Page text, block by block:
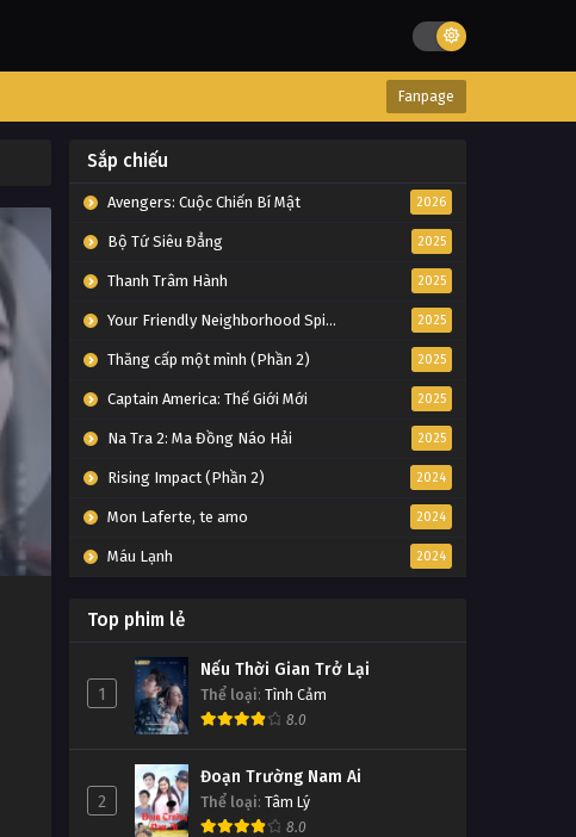
Fanpage
Sắp chiếu
Avengers: Cuộc Chiến Bí Mật 2026
Bộ Tứ Siêu Đẳng 2025
Thanh Trâm Hành 2025
Your Friendly Neighborhood Spider-Man 2025
Thăng cấp một mình (Phần 2) 2025
Captain America: Thế Giới Mới 2025
Na Tra 2: Ma Đồng Náo Hải 2025
Rising Impact (Phần 2) 2024
Mon Laferte, te amo 2024
Máu Lạnh 2024
Top phim lẻ
1
Nếu Thời Gian Trở Lại
Thể loại: Tình Cảm
8.0
2
Đoạn Trường Nam Ai
Thể loại: Tâm Lý
8.0